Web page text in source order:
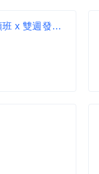
Q BURGER【南港區 儲備店經理】一頭班 x 雙週發薪 x 過年連休5天